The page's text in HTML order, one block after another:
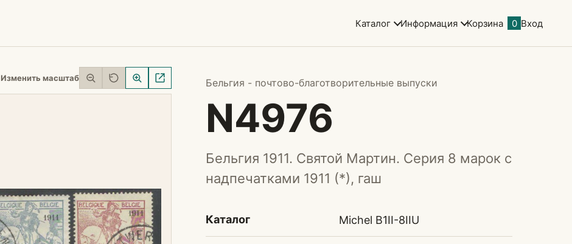
Каталог Информация Корзина 0 Вход
Изменить масштаб Бельгия - почтово-благотворительные выпуски
N4976
Бельгия 1911. Святой Мартин. Серия 8 марок с
надпечатками 1911 (*), гаш
Каталог Michel B1II-8IIU